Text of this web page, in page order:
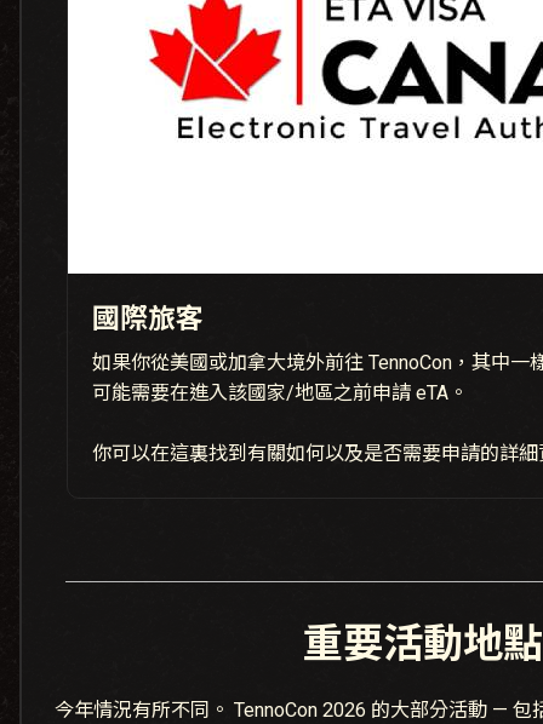
國際旅客
如果你從美國或加拿大境外前往 TennoCon，其中一
可能需要在進入該國家/地區之前申請 eTA。
你可以在這裏找到有關如何以及是否需要申請的詳
重要活動地點
今年情況有所不同。 TennoCon 2026 的大部分活動 — 包